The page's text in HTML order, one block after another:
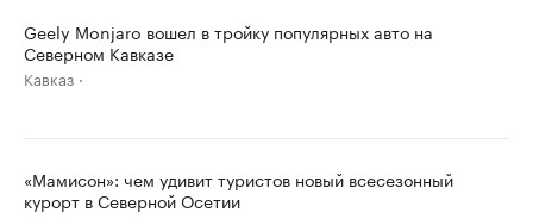
Geely Monjaro вошел в тройку популярных авто на
Северном Кавказе
Кавказ
«Мамисон»: чем удивит туристов новый всесезонный
курорт в Северной Осетии